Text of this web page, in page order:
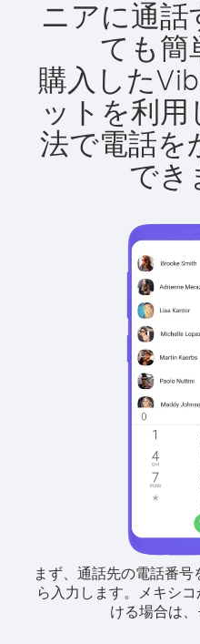
ニアに通話
ても簡
購入した
ットを利
法で電話を
でき
まず、通話先の電話番
ら入力します。 メキシ
ける場合は、